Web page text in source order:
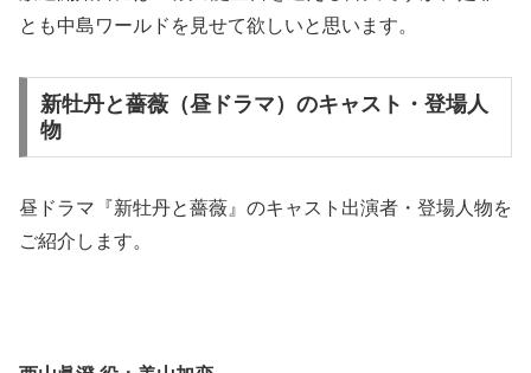
とも中島ワールドを見せて欲しいと思います。
新牡丹と薔薇（昼ドラマ）のキャスト・登場人
物
昼ドラマ『新牡丹と薔薇』のキャスト出演者・登場人物を
ご紹介します。